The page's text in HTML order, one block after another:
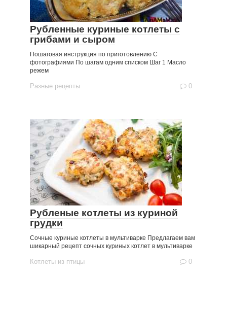
Рубленные куриные котлеты с
грибами и сыром
Пошаговая инструкция по приготовлению C
фотографиями По шагам одним списком Шаг 1 Масло
режем
Разные рецепты 0
Рубленые котлеты из куриной
грудки
Сочные куриные котлеты в мультиварке Предлагаем вам
шикарный рецепт сочных куриных котлет в мультиварке
Котлеты из птицы 0